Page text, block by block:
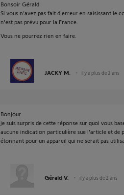
Bonsoir Gérald
Si vous n'avez pas fait d'erreur en saisissant le
n'est pas prévu pour la France.
Vous ne pourrez rien en faire.
JACKY M. il y a plus de 2 ans
Bonjour
je suis surpris de cette réponse sur quoi vous
aucune indication particulière sue l'article et de
étonnant pour un appareil qui ne serait pas
Gérald V. il y a plus de 2 ans